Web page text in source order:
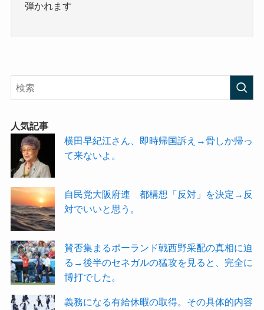
弾かれます
人気記事
横田早紀江さん、即時帰国訴え→骨しか帰っ
て来ないよ。
自民党大阪府連 都構想「反対」を決定→反
対でいいと思う。
賛否集まるポーランド戦西野采配の真相に迫
る→後半のセネガルの猛攻を見ると、完全に
博打でした。
義務になる有給休暇の取得。その具体的内容